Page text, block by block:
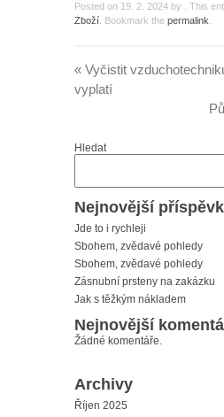
Posted on 19. 2. 2024 by
. This
Zboží . Bookmark the permalink
« Vyčistit
vyplatí
Hledat
Nejnovější
Jde to i rychleji
Sbohem, zvědavé pohledy
Sbohem, zvědavé pohledy
Zásnubní prsteny na zakázku
Jak s těžkým nákladem
Nejnovější
Žádné komentáře.
Archivy
Říjen 2025